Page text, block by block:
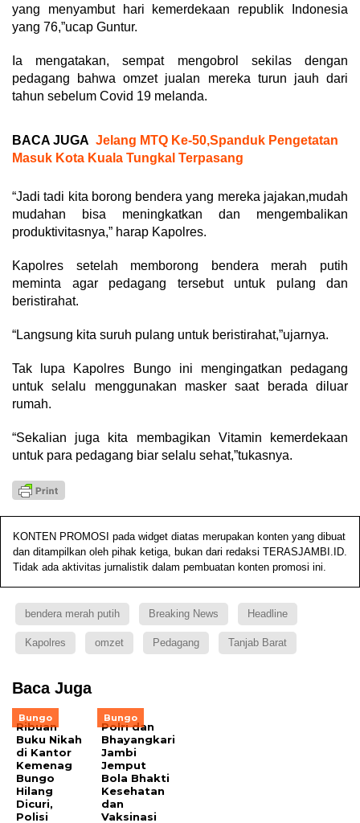
yang menyambut hari kemerdekaan republik Indonesia
yang 76,”ucap Guntur.
Ia mengatakan, sempat mengobrol sekilas dengan
pedagang bahwa omzet jualan mereka turun jauh dari
tahun sebelum Covid 19 melanda.
BACA JUGA Jelang MTQ Ke-50,Spanduk Pengetatan
Masuk Kota Kuala Tungkal Terpasang
“Jadi tadi kita borong bendera yang mereka jajakan,mudah
mudahan bisa meningkatkan dan mengembalikan
produktivitasnya,” harap Kapolres.
Kapolres setelah memborong bendera merah putih
meminta agar pedagang tersebut untuk pulang dan
beristirahat.
“Langsung kita suruh pulang untuk beristirahat,”ujarnya.
Tak lupa Kapolres Bungo ini mengingatkan pedagang
untuk selalu menggunakan masker saat berada diluar
rumah.
“Sekalian juga kita membagikan Vitamin kemerdekaan
untuk para pedagang biar selalu sehat,”tukasnya.
KONTEN PROMOSI pada widget diatas merupakan konten yang dibuat
dan ditampilkan oleh pihak ketiga, bukan dari redaksi TERASJAMBI.ID.
Tidak ada aktivitas jurnalistik dalam pembuatan konten promosi ini.
bendera merah putih Breaking News Headline
Kapolres omzet Pedagang Tanjab Barat
Baca Juga
Bungo
Ribuan
Buku Nikah
di Kantor
Kemenag
Bungo
Hilang
Dicuri,
Polisi
Bungo
Polri dan
Bhayangkari
Jambi
Jemput
Bola Bhakti
Kesehatan
dan
Vaksinasi